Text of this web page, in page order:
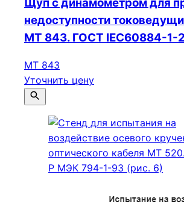
Щуп с динамометром для
недоступности
МТ 843. ГОСТ IEC60884-1-
МТ 843
Уточнить цену